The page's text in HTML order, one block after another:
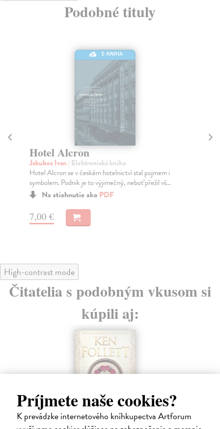
Príjmete naše cookies?
K prevádzke internetového kníhkupectva Artforum
Podobné tituly
E-KNIHA
Hotel Alcron
Jakubec Ivan | Elektronická kniha
Hotel Alcron se v českém hotelnictví stal pojmem i
symbolem. Podnik je to výjimečný, neboť přežil vš...
Na stiahnutie ako PDF
7,00 €
High-contrast mode
Čitatelia s podobným vkusom si
kúpili aj: